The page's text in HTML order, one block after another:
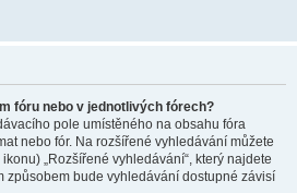
fóru nebo v jednotlivých fórech?
pole umístěného na obsahu fóra
nebo fór. Na rozšířené vyhledávání můžete
„Rozšířené vyhledávání“, který najdete
způsobem bude vyhledávání dostupné závisí